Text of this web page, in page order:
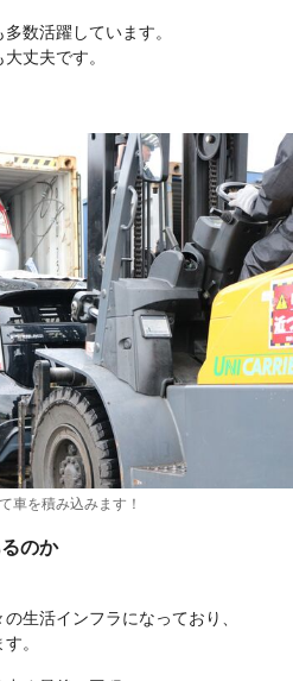
数活躍しています。
丈夫です。
車を積み込みます！
のか
生活インフラになっており、
。